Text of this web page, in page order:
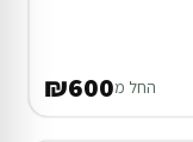
החל מ₪600